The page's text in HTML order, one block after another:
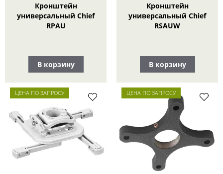
Кронштейн
универсальный Chief
RPAU
В корзину
Кронштейн
универсальный Chief
RSAUW
В корзину
ЦЕНА ПО ЗАПРОСУ ЦЕНА ПО ЗАПРОСУ